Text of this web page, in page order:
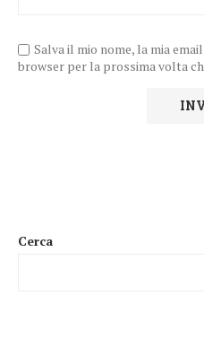
Salva il mio nome, la mia
browser per la prossima volta
Cerca